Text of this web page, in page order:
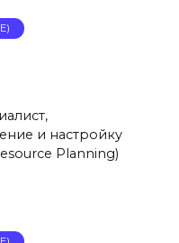
и настройку
Planning)